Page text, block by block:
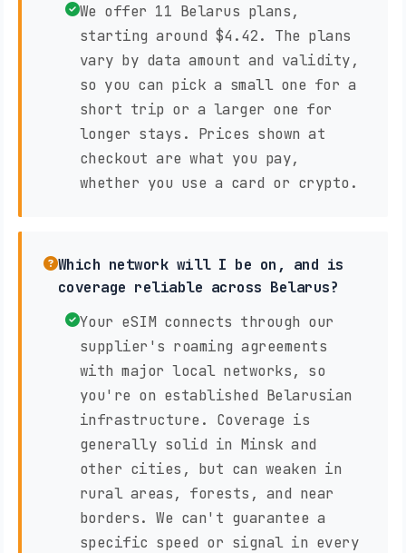
We offer 11 Belarus plans,
starting around $4.42. The plans
vary by data amount and validity,
so you can pick a small one for a
short trip or a larger one for
longer stays. Prices shown at
checkout are what you pay,
whether you use a card or crypto.
Which network will I be on, and is
coverage reliable across Belarus?
Your eSIM connects through our
supplier's roaming agreements
with major local networks, so
you're on established Belarusian
infrastructure. Coverage is
generally solid in Minsk and
other cities, but can weaken in
rural areas, forests, and near
borders. We can't guarantee a
specific speed or signal in every